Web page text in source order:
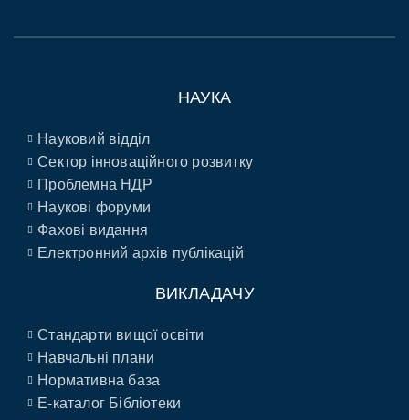
НАУКА
Науковий відділ
Сектор інноваційного розвитку
Проблемна НДР
Наукові форуми
Фахові видання
Електронний архів публікацій
ВИКЛАДАЧУ
Стандарти вищої освіти
Навчальні плани
Нормативна база
E-каталог Бібліотеки